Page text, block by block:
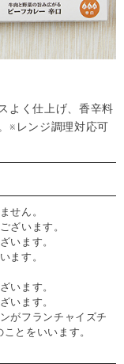
よく仕上げ、香辛料
※レンジ調理対応可
せん。
ざいます。
います。
ます。
います。
います。
がフランチャイズチ
とをいいます。